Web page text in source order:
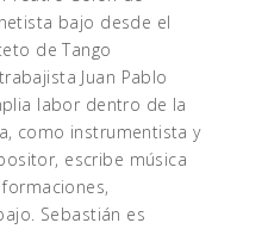
bajo desde el
de Tango
Juan Pablo
labor dentro de la
como instrumentista y
escribe música
Sebastián es